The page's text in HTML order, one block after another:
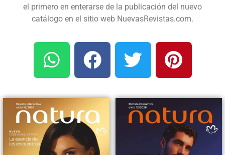
el primero en enterarse de la publicación del nuevo
catálogo en el sitio web NuevasRevistas.com.